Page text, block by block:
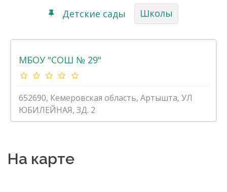
Детские сады Школы
МБОУ "СОШ № 29"
652690, Кемеровская область, Артышта, УЛ
ЮБИЛЕЙНАЯ, ЗД. 2
На карте